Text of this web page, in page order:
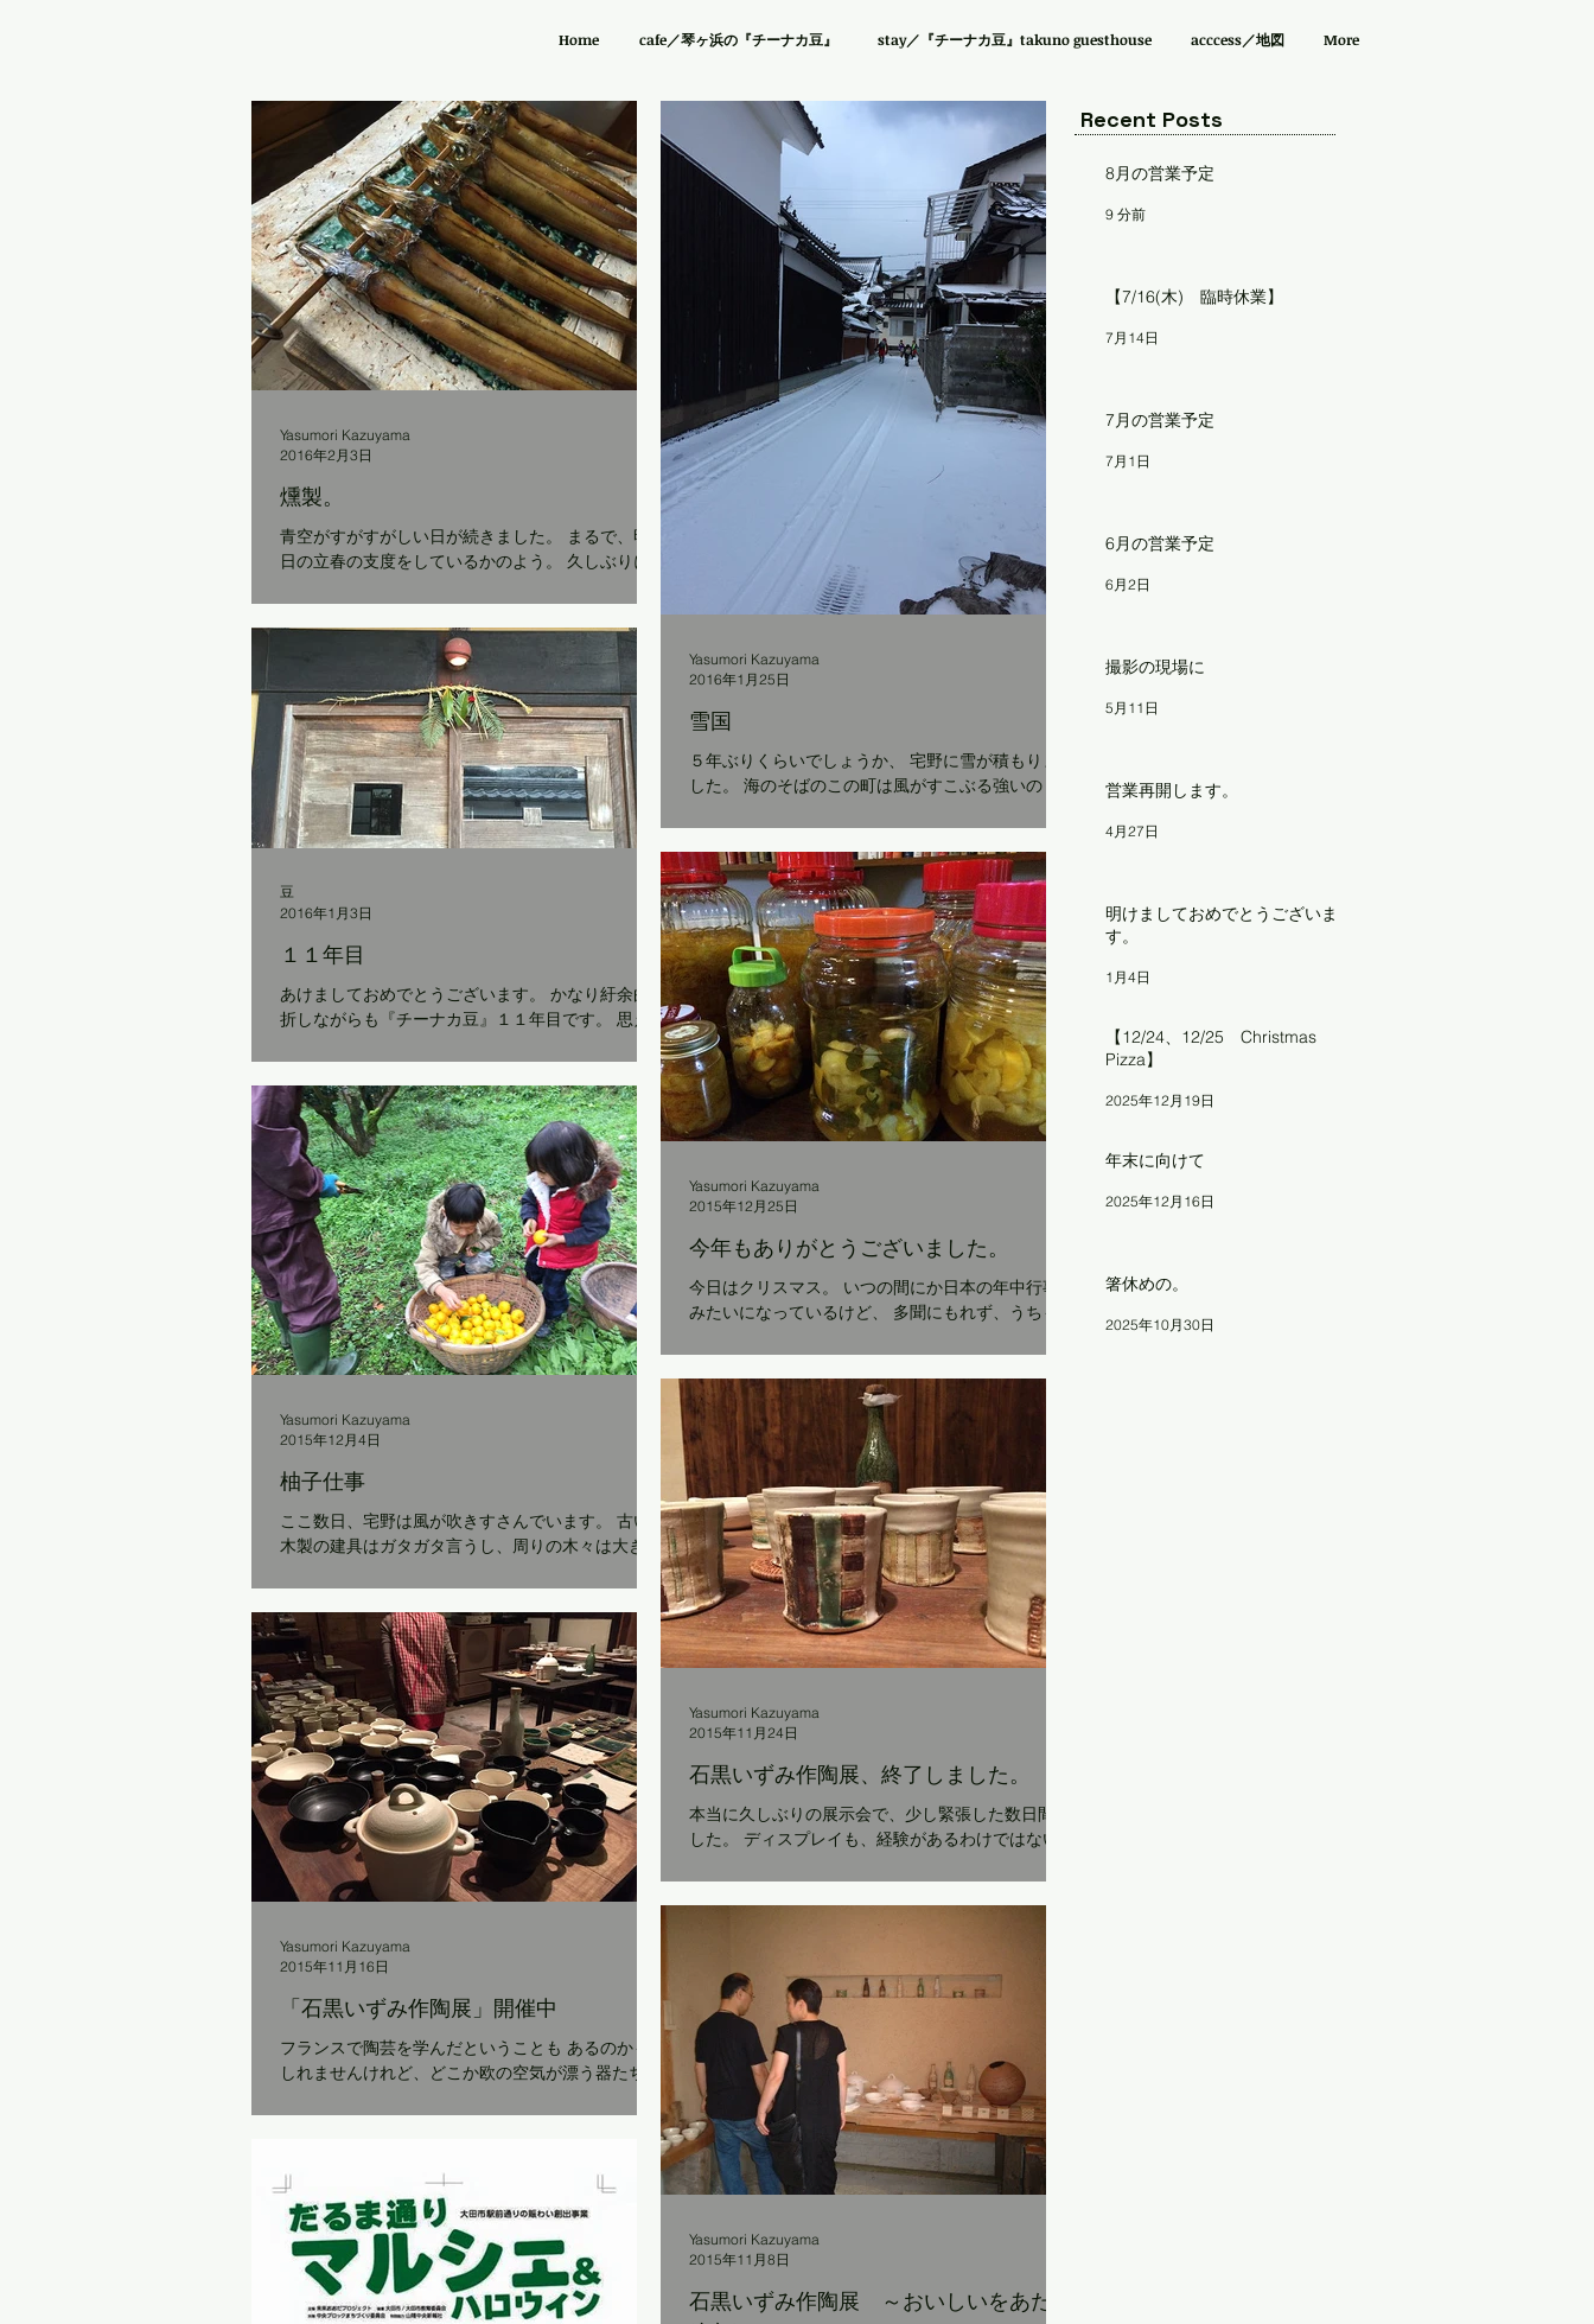
Home cafe／琴ヶ浜の『チーナカ豆』 stay／『チーナカ豆』takuno guesthouse acccess／地図 More
燻製。
青空がすがすがしい日が続きました。 まるで、明
日の立春の支度をしているかのよう。 久しぶりに
が空いて飢えているみたいに、太陽の光を浴びまし
た。 外では神社から笛の音。 今晩は節分祭で
Yasumori Kazuyama
2016年2月3日
雪国
５年ぶりくらいでしょうか、 宅野に雪が積もりま
した。 海のそばのこの町は風がすこぶる強いの
はとてもめずらしいこと。 ですが、今回のこの寒
波。 ただの寒さじゃないと思いましたが、 奄美大
島でも１１５年ぶりに雪が降ったという知らせ。...
Yasumori Kazuyama
2016年1月25日
１１年目
あけましておめでとうございます。 かなり紆余曲
折しながらも『チーナカ豆』１１年目です。 思え
というか、船出した『チーナカ豆』だった。 いろ
いろあったなぁ～、 いやぁ～、 ほんとうに。 ...
豆
2016年1月3日
今年もありがとうございました。
今日はクリスマス。 いつの間にか日本の年中行事
みたいになっているけど、 多聞にもれず、うちも
ゼントが届きました。 ユージンは「のびのびとか
ちゃん」。 ゴムみたいにびよ～んと伸びる、駄菓
子屋さんにありそうな、 ...
Yasumori Kazuyama
2015年12月25日
柚子仕事
ここ数日、宅野は風が吹きすさんでいます。 古い
木製の建具はガタガタ言うし、周りの木々は大きく
のかごに入っていたヘルメットが、 はるか先の路
上に吹き飛ばされ、キチンとした格好で、ポツンと
佇んでいました。 ...
Yasumori Kazuyama
2015年12月4日
石黒いずみ作陶展、終了しました。
本当に久しぶりの展示会で、少し緊張した数日間で
した。 ディスプレイも、経験があるわけではない
めることができ、 チーナカ豆の土間が作品で華や
Yasumori Kazuyama
2015年11月24日
「石黒いずみ作陶展」開催中
フランスで陶芸を学んだということも あるのかも
しれませんけれど、どこか欧の空気が漂う器たちで
「わたし、学校の先生は向いてないみたい」と離
Yasumori Kazuyama
2015年11月16日
石黒いずみ作陶展 ～おいしいをあたた
Yasumori Kazuyama
2015年11月8日
Recent Posts
8月の営業予定
9 分前
【7/16(木) 臨時休業】
7月14日
7月の営業予定
7月1日
6月の営業予定
6月2日
撮影の現場に
5月11日
営業再開します。
4月27日
明けましておめでとうございま
す。
1月4日
【12/24、12/25 Christmas
Pizza】
2025年12月19日
年末に向けて
2025年12月16日
箸休めの。
2025年10月30日